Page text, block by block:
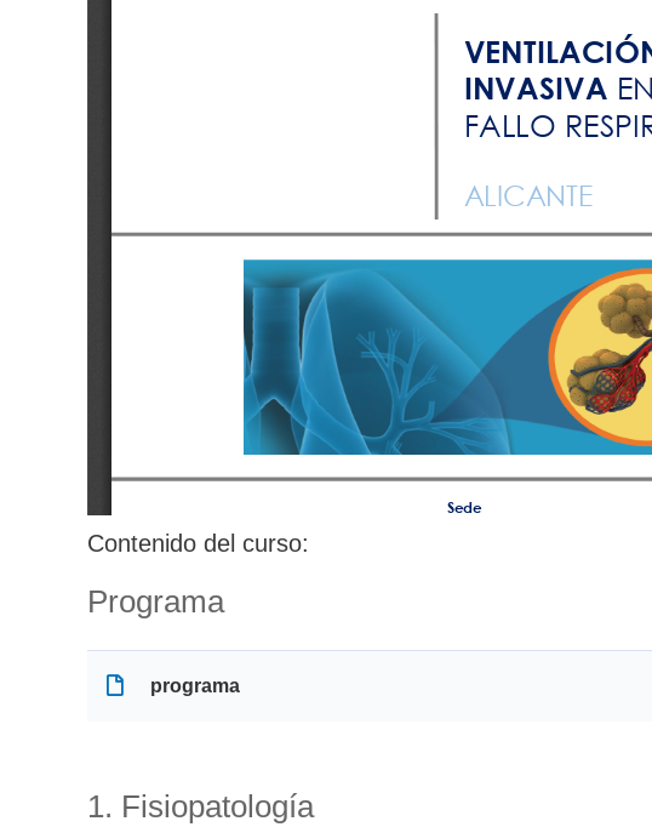
Contenido del curso:
Programa
programa
1. Fisiopatología